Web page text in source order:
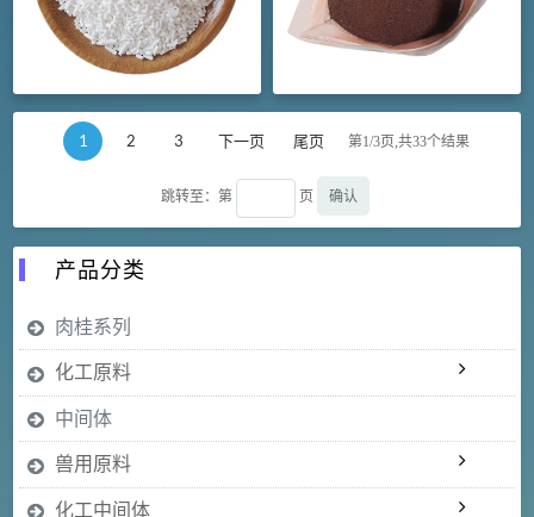
1 2 3 下一页 尾页 第1/3页,共33个结果
跳转至：第 页 确认
产品分类
肉桂系列
化工原料
中间体
兽用原料
化工中间体